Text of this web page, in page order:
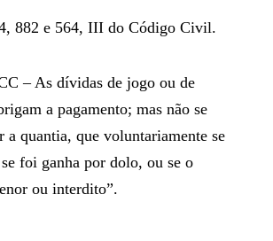
882 e 564, III do Código Civil.
– As dívidas de jogo ou de
a pagamento; mas não se
a quantia, que voluntariamente se
foi ganha por dolo, ou se o
ou interdito”.